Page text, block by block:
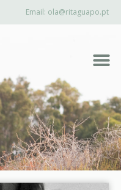
Email: ola@ritaguapo.pt